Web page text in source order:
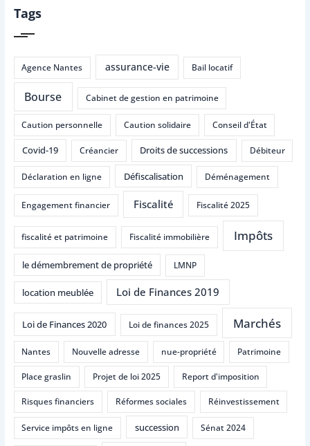
Tags
Agence Nantes assurance-vie Bail locatif
Bourse Cabinet de gestion en patrimoine
Caution personnelle Caution solidaire Conseil d'État
Covid-19 Créancier Droits de successions Débiteur
Déclaration en ligne Défiscalisation Déménagement
Engagement financier Fiscalité Fiscalité 2025
fiscalité et patrimoine Fiscalité immobilière Impôts
le démembrement de propriété LMNP
location meublée Loi de Finances 2019
Loi de Finances 2020 Loi de finances 2025 Marchés
Nantes Nouvelle adresse nue-propriété Patrimoine
Place graslin Projet de loi 2025 Report d'imposition
Risques financiers Réformes sociales Réinvestissement
Service impôts en ligne succession Sénat 2024